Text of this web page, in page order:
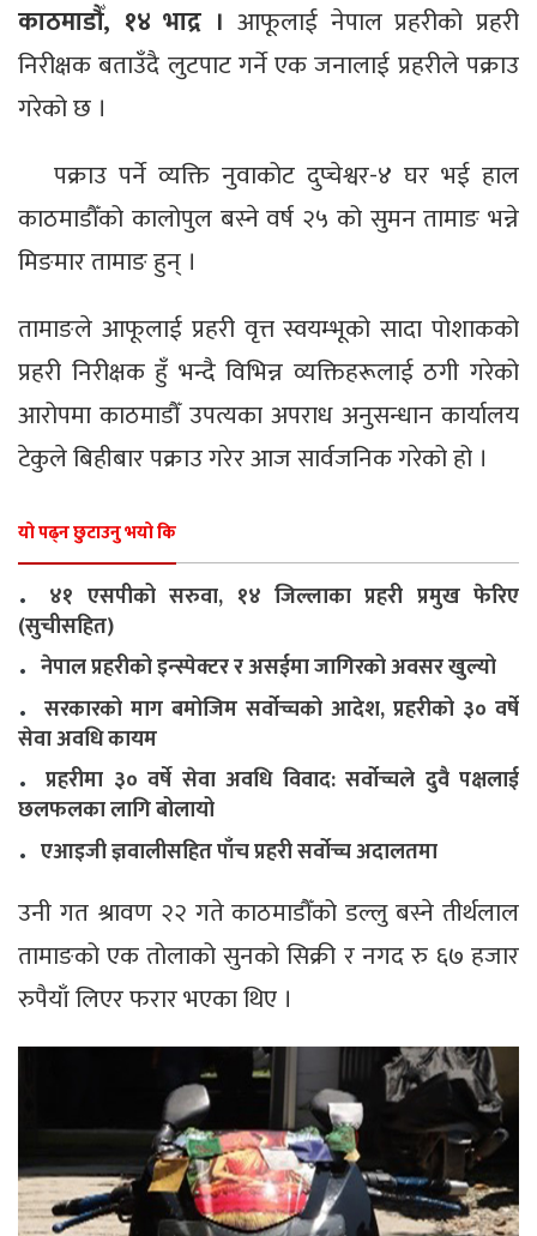
काठमाडौँ, १४ भाद्र । आफूलाई नेपाल प्रहरीको प्रहरी
निरीक्षक बताउँदै लुटपाट गर्ने एक जनालाई प्रहरीले पक्राउ
गरेको छ ।
पक्राउ पर्ने व्यक्ति नुवाकोट दुप्चेश्वर-४ घर भई हाल
काठमाडौँको कालोपुल बस्ने वर्ष २५ को सुमन तामाङ भन्ने
मिङमार तामाङ हुन् ।
तामाङले आफूलाई प्रहरी वृत्त स्वयम्भूको सादा पोशाकको
प्रहरी निरीक्षक हुँ भन्दै विभिन्न व्यक्तिहरूलाई ठगी गरेको
आरोपमा काठमाडौँ उपत्यका अपराध अनुसन्धान कार्यालय
टेकुले बिहीबार पक्राउ गरेर आज सार्वजनिक गरेको हो ।
यो पढ्न छुटाउनु भयो कि
.
४१ एसपीको सरुवा, १४ जिल्लाका प्रहरी प्रमुख फेरिए
(सुचीसहित)
. नेपाल प्रहरीको इन्स्पेक्टर र असईमा जागिरको अवसर खुल्यो
. सरकारको माग बमोजिम सर्वोच्चको आदेश, प्रहरीको ३० वर्षे
सेवा अवधि कायम
. प्रहरीमा ३० वर्षे सेवा अवधि विवाद: सर्वोच्चले दुवै पक्षलाई
छलफलका लागि बोलायो
. एआइजी ज्ञवालीसहित पाँच प्रहरी सर्वोच्च अदालतमा
उनी गत श्रावण २२ गते काठमाडौँको डल्लु बस्ने तीर्थलाल
तामाङको एक तोलाको सुनको सिक्री र नगद रु ६७ हजार
रुपैयाँ लिएर फरार भएका थिए ।